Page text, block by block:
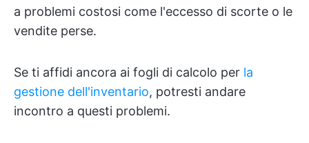
a problemi costosi come l'eccesso di scorte o le
vendite perse.
Se ti affidi ancora ai fogli di calcolo per la
gestione dell'inventario, potresti andare
incontro a questi problemi.